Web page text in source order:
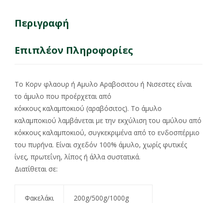
Περιγραφή
Επιπλέον Πληροφορίες
Το Κορν φλαουρ ή Αμυλο Αραβοσιτου ή Νισεστες είναι
το άμυλο που προέρχεται από
κόκκους καλαμποκιού (αραβόσιτος). Το άμυλο
καλαμποκιού λαμβάνεται με την εκχύλιση του αμύλου από
κόκκους καλαμποκιού, συγκεκριμένα από το ενδοσπέρμιο
του πυρήνα. Είναι σχεδόν 100% άμυλο, χωρίς φυτικές
ίνες, πρωτεΐνη, λίπος ή άλλα συστατικά.
Διατίθεται σε:
Φακελάκι 200g/500g/1000g